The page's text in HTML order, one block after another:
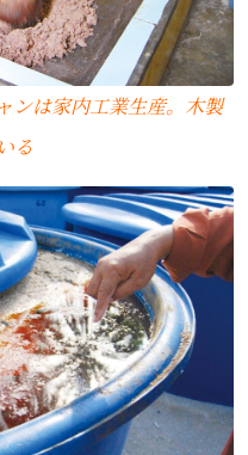
ンは家内工業生産。木製
る